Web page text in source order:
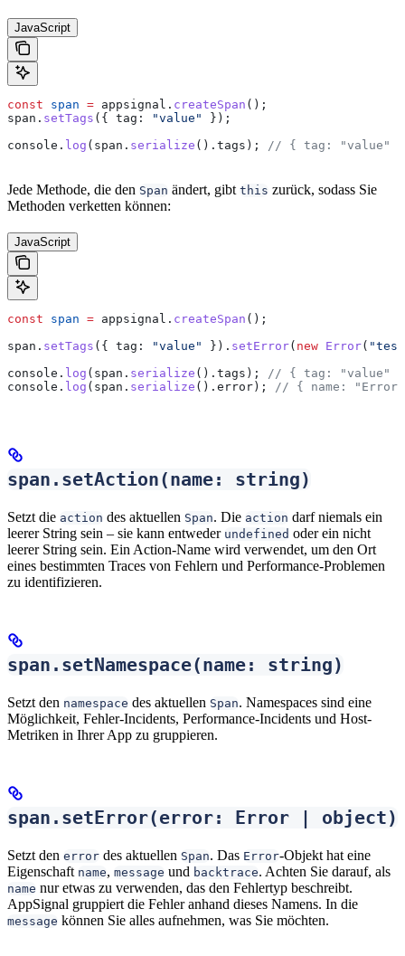
JavaScript
const span = appsignal . createSpan ();
span . setTags ({ tag: "value"
});
console . log ( span . serialize (). tags ); // { tag: "value" }
Jede Methode, die den Span ändert, gibt this zurück, sodass Sie
Methoden verketten können:
JavaScript
const span = appsignal . createSpan ();
span . setTags ({ tag: "value" }). setError( new Error(
console . log ( span . serialize (). tags );
// { tag: "value" }
console . log ( span . serialize (). error); // { name:
span.setAction(name: string)
Setzt die action des aktuellen Span. Die action darf niemals ein
leerer String sein – sie kann entweder undefined oder ein nicht
leerer String sein. Ein Action-Name wird verwendet, um den Ort
eines bestimmten Traces von Fehlern und Performance-Problemen
zu identifizieren.
span.setNamespace(name: string)
Setzt den namespace des aktuellen Span. Namespaces sind eine
Möglichkeit, Fehler-Incidents, Performance-Incidents und Host-
Metriken in Ihrer App zu gruppieren.
span.setError(error: Error | object)
Setzt den error des aktuellen Span. Das Error-Objekt hat eine
Eigenschaft name, message und backtrace. Achten Sie darauf, als
name nur etwas zu verwenden, das den Fehlertyp beschreibt.
AppSignal gruppiert die Fehler anhand dieses Namens. In die
message können Sie alles aufnehmen, was Sie möchten.